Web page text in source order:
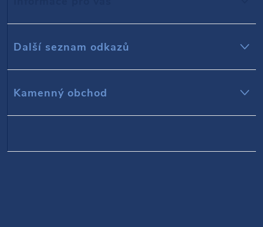
Další seznam odkazů
Kamenný obchod